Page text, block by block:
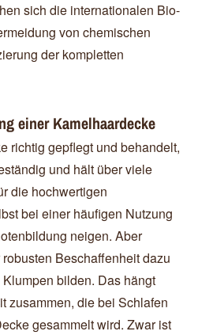
sich die internationalen Bio-
von chemischen
der kompletten
einer Kamelhaardecke
richtig gepflegt und behandelt,
und hält über viele
die hochwertigen
bei einer häufigen Nutzung
neigen. Aber
Beschaffenheit dazu
bilden. Das hängt
zusammen, die bei Schlafen
gesammelt wird. Zwar ist